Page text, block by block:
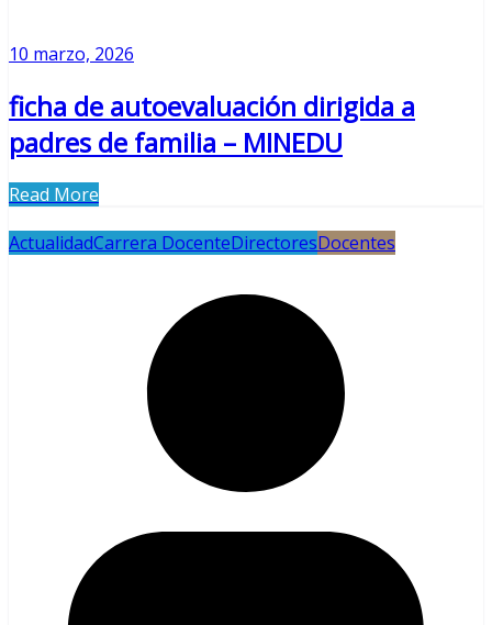
10 marzo, 2026
ficha de autoevaluación dirigida a
padres de familia – MINEDU
Read More
ActualidadCarrera DocenteDirectoresDocentes